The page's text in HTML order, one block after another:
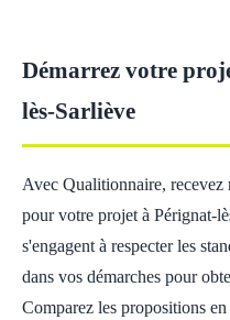
Démarrez votre
lès-Sarliève
Avec Qualitionnaire, recevez
pour votre projet à Pérignat-
s'engagent à respecter les
dans vos démarches pour
Comparez les propositions